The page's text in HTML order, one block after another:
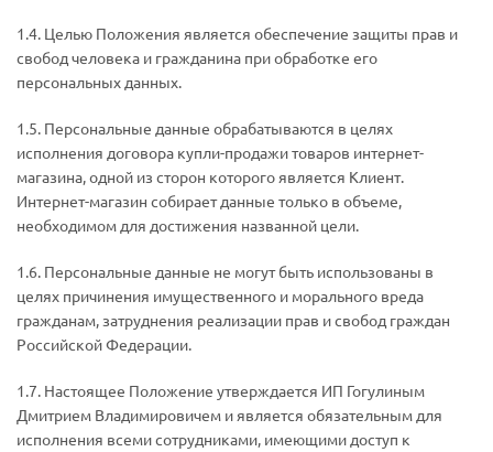
1.4. Целью Положения является обеспечение защиты прав и
свобод человека и гражданина при обработке его
персональных данных.
1.5. Персональные данные обрабатываются в целях
исполнения договора купли-продажи товаров интернет-
магазина, одной из сторон которого является Клиент.
Интернет-магазин собирает данные только в объеме,
необходимом для достижения названной цели.
1.6. Персональные данные не могут быть использованы в
целях причинения имущественного и морального вреда
гражданам, затруднения реализации прав и свобод граждан
Российской Федерации.
1.7. Настоящее Положение утверждается ИП Гогулиным
Дмитрием Владимировичем и является обязательным для
исполнения всеми сотрудниками, имеющими доступ к